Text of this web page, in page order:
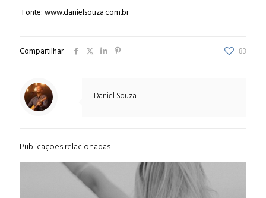
Fonte: www.danielsouza.com.br
Compartilhar 83
Daniel Souza
Publicações relacionadas